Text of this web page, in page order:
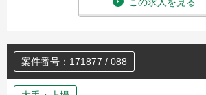
案件番号：171877 / 088